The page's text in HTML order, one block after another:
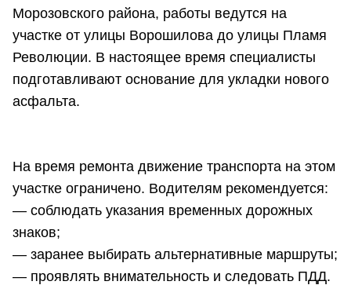
Морозовского района, работы ведутся на
участке от улицы Ворошилова до улицы Пламя
Революции. В настоящее время специалисты
подготавливают основание для укладки нового
асфальта.
На время ремонта движение транспорта на этом
участке ограничено. Водителям рекомендуется:
— соблюдать указания временных дорожных
знаков;
— заранее выбирать альтернативные маршруты;
— проявлять внимательность и следовать ПДД.